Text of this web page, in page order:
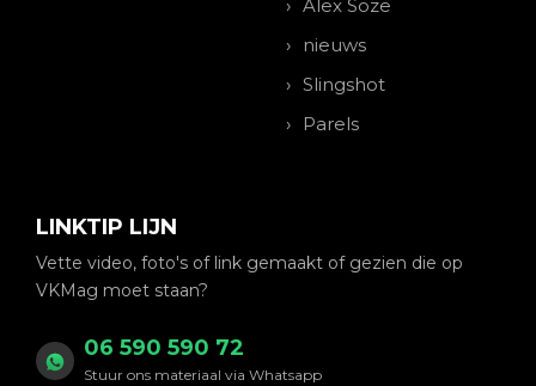
Alex Soze
nieuws
Slingshot
Parels
LINKTIP LIJN
Vette video, foto's of link gemaakt of gezien die op
VKMag moet staan?
06 590 590 72
Stuur ons materiaal via Whatsapp